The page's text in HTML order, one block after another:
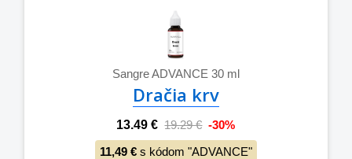
Sangre ADVANCE 30 ml
Dračia krv
13.49 € 19.29 € -30%
11,49 €s kódom "ADVANCE"